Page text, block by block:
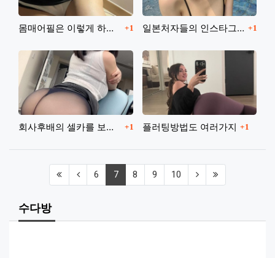
몸매어필은 이렇게 하는거라고 댓글
1 일본처자들의 인스타그램 댓글
1
회사후배의 셀카를 보았다 댓글
1 플러팅방법도 여러가지 댓글
1
(first)(previous)
6 7(current)
8 9 10 (next)
수다방